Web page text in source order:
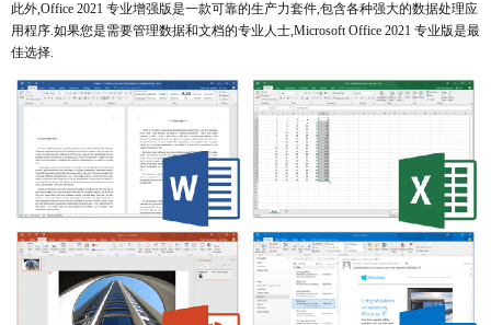
此外,Office 2021 专业增强版是一款可靠的生产力套件,包含各种强大的数据处理应
用程序.如果您是需要管理数据和文档的专业人士,Microsoft Office 2021 专业版是最
佳选择.